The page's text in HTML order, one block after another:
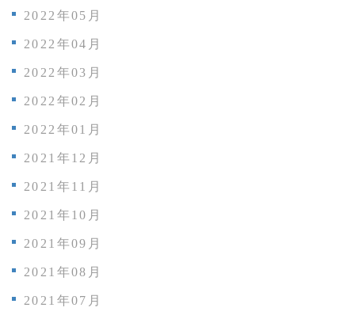
2022年05月
2022年04月
2022年03月
2022年02月
2022年01月
2021年12月
2021年11月
2021年10月
2021年09月
2021年08月
2021年07月